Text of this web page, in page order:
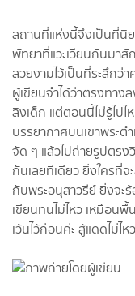
สถานที่แห่งนี้จึงเป็นที่นิ
พัทยาที่แวะเวียนกันมา
สวยงามไว้เป็นที่ระลึกว่
ผู้เขียนจำได้ว่าตรงทาง
ลิงเด็ก แต่ตอนนี้ไม่รู้ไป
บรรยากาศบนเขาพระต
จัด ๆ แล้วไปถ่ายรูปตรง
กันเลยทีเดียว ยิ่งใครที่
กับพระอนุสาวรีย์ ยิ่งจะ
เขียนทนไม่ไหว เหมือน
เว้นไว้ก่อนค่ะ สู้แดดไม่